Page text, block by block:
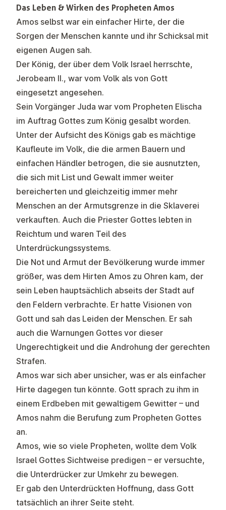
Das Leben & Wirken des Propheten Amos
Amos selbst war ein einfacher Hirte, der die
Sorgen der Menschen kannte und ihr Schicksal mit
eigenen Augen sah.
Der König, der über dem Volk Israel herrschte,
Jerobeam II., war vom Volk als von Gott
eingesetzt angesehen.
Sein Vorgänger Juda war vom Propheten Elischa
im Auftrag Gottes zum König gesalbt worden.
Unter der Aufsicht des Königs gab es mächtige
Kaufleute im Volk, die die armen Bauern und
einfachen Händler betrogen, die sie ausnutzten,
die sich mit List und Gewalt immer weiter
bereicherten und gleichzeitig immer mehr
Menschen an der Armutsgrenze in die Sklaverei
verkauften. Auch die Priester Gottes lebten in
Reichtum und waren Teil des
Unterdrückungssystems.
Die Not und Armut der Bevölkerung wurde immer
größer, was dem Hirten Amos zu Ohren kam, der
sein Leben hauptsächlich abseits der Stadt auf
den Feldern verbrachte. Er hatte Visionen von
Gott und sah das Leiden der Menschen. Er sah
auch die Warnungen Gottes vor dieser
Ungerechtigkeit und die Androhung der gerechten
Strafen.
Amos war sich aber unsicher, was er als einfacher
Hirte dagegen tun könnte. Gott sprach zu ihm in
einem Erdbeben mit gewaltigem Gewitter – und
Amos nahm die Berufung zum Propheten Gottes
an.
Amos, wie so viele Propheten, wollte dem Volk
Israel Gottes Sichtweise predigen – er versuchte,
die Unterdrücker zur Umkehr zu bewegen.
Er gab den Unterdrückten Hoffnung, dass Gott
tatsächlich an ihrer Seite steht.